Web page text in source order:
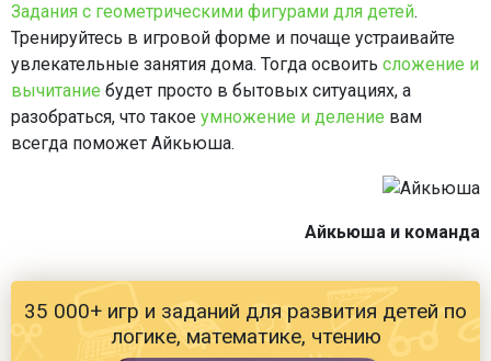
Задания с геометрическими фигурами для детей.
Тренируйтесь в игровой форме и почаще устраивайте
увлекательные занятия дома. Тогда освоить сложение и
вычитание будет просто в бытовых ситуациях, а
разобраться, что такое умножение и деление вам
всегда поможет Айкьюша.
Айкьюша и команда
35 000+ игр и заданий для развития детей по
логике, математике, чтению